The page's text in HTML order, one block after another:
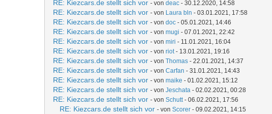
RE: Kiezcars.de stellt sich vor - von deac - 30.12.2020, 14:58
RE: Kiezcars.de stellt sich vor - von Laura bln - 03.01.2021, 17:58
RE: Kiezcars.de stellt sich vor - von doc - 05.01.2021, 14:46
RE: Kiezcars.de stellt sich vor - von mugi - 07.01.2021, 22:42
RE: Kiezcars.de stellt sich vor - von miri - 11.01.2021, 16:04
RE: Kiezcars.de stellt sich vor - von riot- 13.01.2021, 19:16
RE: Kiezcars.de stellt sich vor - von Thomas - 22.01.2021, 14:37
RE: Kiezcars.de stellt sich vor - von Carfan - 31.01.2021, 14:43
RE: Kiezcars.de stellt sich vor - von maike - 01.02.2021, 15:12
RE: Kiezcars.de stellt sich vor - von Jeschata - 02.02.2021, 00:28
RE: Kiezcars.de stellt sich vor - von Schutt- 06.02.2021, 17:56
RE: Kiezcars.de stellt sich vor - von Scorer - 09.02.2021, 14:15